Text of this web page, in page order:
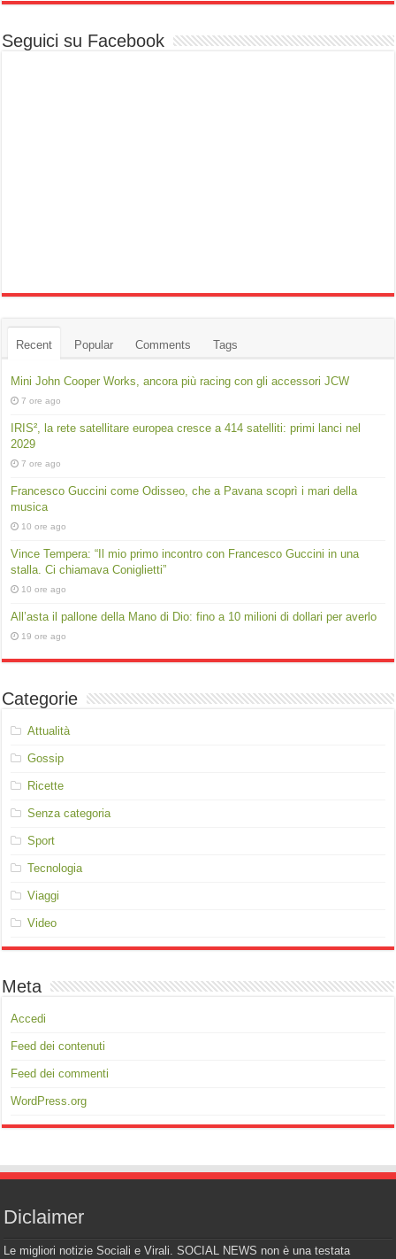
Seguici su Facebook
Recent Popular Comments Tags
Mini John Cooper Works, ancora più racing con gli accessori JCW
7 ore ago
IRIS², la rete satellitare europea cresce a 414 satelliti: primi lanci nel
2029
7 ore ago
Francesco Guccini come Odisseo, che a Pavana scoprì i mari della
musica
10 ore ago
Vince Tempera: “Il mio primo incontro con Francesco Guccini in una
stalla. Ci chiamava Coniglietti”
10 ore ago
All’asta il pallone della Mano di Dio: fino a 10 milioni di dollari per averlo
19 ore ago
Categorie
Attualità
Gossip
Ricette
Senza categoria
Sport
Tecnologia
Viaggi
Video
Meta
Accedi
Feed dei contenuti
Feed dei commenti
WordPress.org
Diclaimer
Le migliori notizie Sociali e Virali. SOCIAL NEWS non è una testata